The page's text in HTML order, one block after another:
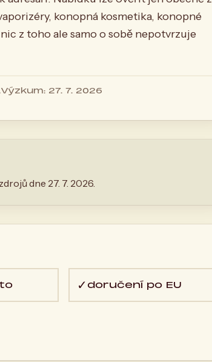
konopná kosmetika, konopné
z toho ale samo o sobě nepotvrzuje
Výzkum: 27. 7. 2026
dne 27. 7. 2026.
✓ doručení po EU